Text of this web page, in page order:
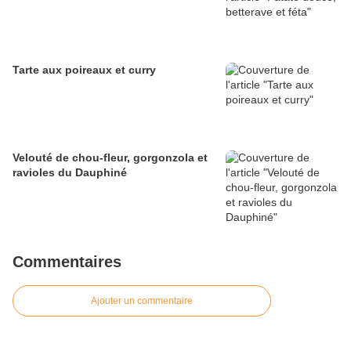
Tarte aux poireaux et curry
Velouté de chou-fleur, gorgonzola et
ravioles du Dauphiné
Commentaires
Ajouter un commentaire